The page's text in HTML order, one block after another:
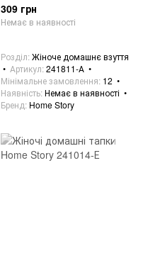
309 грн
Немає в наявності
Розділ Жіноче домашнє взуття
Артикул 241811-А
Мінімальне замовлення 12
Наявність Немає в наявності
Бренд Home Story